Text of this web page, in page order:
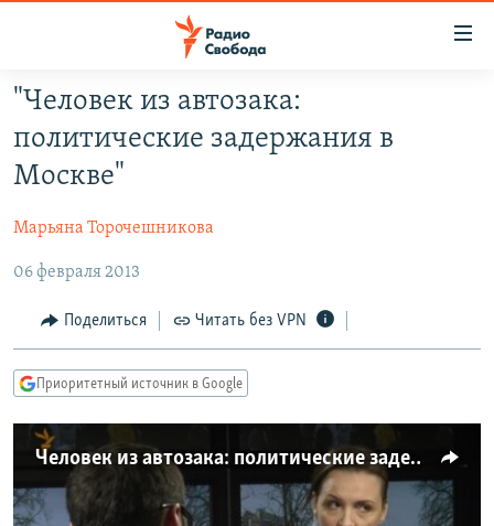
упрощенного
доступа
Вернуться
основному
Вернутся
главной
навигации
Вернутся
поиску
ПОДКАСТЫ
ЦИТАТЫ СВОБОДЫ
МНЕНИЯ
КУЛЬТУРА
IDEL.РЕАЛИИ
КАВКАЗ.РЕАЛИИ
СЕВЕР.РЕАЛИИ
СИБИРЬ.РЕАЛИИ
РАСПИСАНИЕ ВЕЩАНИЯ
"Человек из автозака:
политические задержания в
Москве"
Марьяна Торочешникова
06 февраля 2013
Поделиться Читать без VPN
Приоритетный источник в Google
Человек из автозака: политические задержания в Москве